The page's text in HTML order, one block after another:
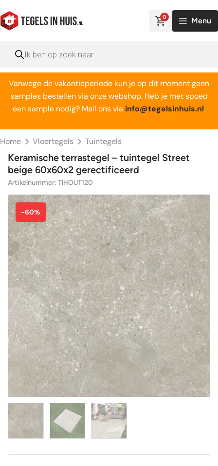
naar
de
0 Menu
zoeken
Vanwege de vakantieperiode kun je op dit moment geen
samples bestellen via onze webshop. Heb je met spoed
een sample nodig? Mail ons via info@tegelsinhuis.nl.
Home Vloertegels Tuintegels
Keramische terrastegel – tuintegel Street
beige 60x60x2 gerectificeerd
Artikelnummer: TIHOUT120
-60%